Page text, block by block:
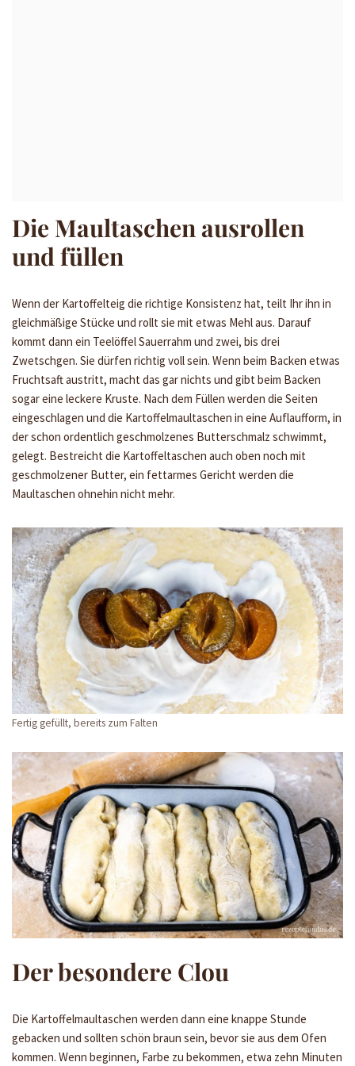
Die Maultaschen ausrollen
und füllen
Wenn der Kartoffelteig die richtige Konsistenz hat, teilt Ihr ihn in
gleichmäßige Stücke und rollt sie mit etwas Mehl aus. Darauf
kommt dann ein Teelöffel Sauerrahm und zwei, bis drei
Zwetschgen. Sie dürfen richtig voll sein. Wenn beim Backen etwas
Fruchtsaft austritt, macht das gar nichts und gibt beim Backen
sogar eine leckere Kruste. Nach dem Füllen werden die Seiten
eingeschlagen und die Kartoffelmaultaschen in eine Auflaufform, in
der schon ordentlich geschmolzenes Butterschmalz schwimmt,
gelegt. Bestreicht die Kartoffeltaschen auch oben noch mit
geschmolzener Butter, ein fettarmes Gericht werden die
Maultaschen ohnehin nicht mehr.
Fertig gefüllt, bereits zum Falten
Der besondere Clou
Die Kartoffelmaultaschen werden dann eine knappe Stunde
gebacken und sollten schön braun sein, bevor sie aus dem Ofen
kommen. Wenn beginnen, Farbe zu bekommen, etwa zehn Minuten